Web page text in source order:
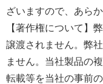
ざいますので、あら
【著作権について】
譲渡されません。弊
ません。当社製品の
転載等を当社の事前